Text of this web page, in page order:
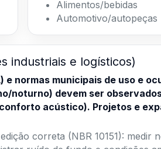
Automotivo/autopeças
industriais e logísticos)
normas municipais de uso e
noturno) devem ser
(conforto acústico). Projetos e
correta (NBR 10151): medir
ruído de fundo e condições